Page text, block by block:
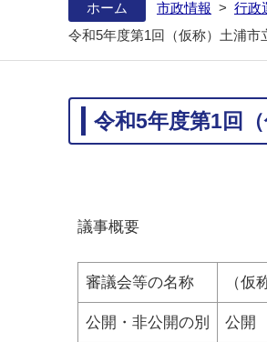
ホーム 市政情報 > 行政
令和5年度第1回（仮称）土浦
令和5年度第1回
議事概要
審議会等の名称 （
公開・非公開の別 公開